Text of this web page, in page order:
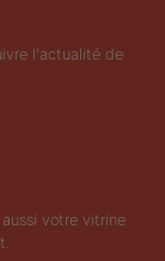
l'actualité de
votre vitrine